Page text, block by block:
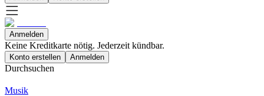
Anmelden
Keine Kreditkarte nötig. Jederzeit kündbar.
Konto erstellen Anmelden
Durchsuchen
Musik